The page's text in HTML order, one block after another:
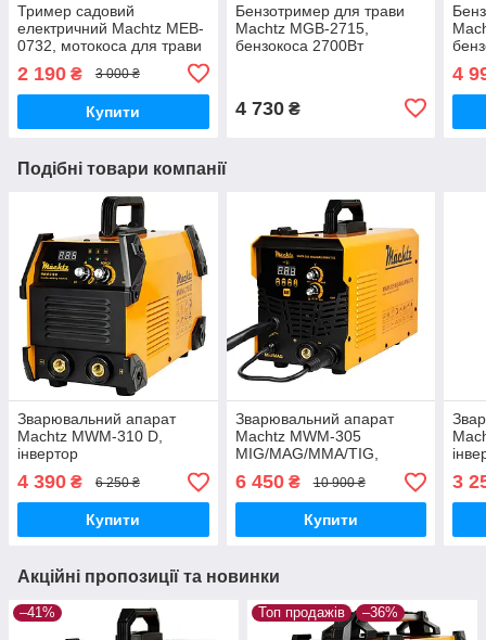
Тример садовий
електричний Mаchtz MEB-
0732, мотокоса для трави
2 190 ₴ 3 000 ₴
Купити
Бензотример для трави
Mаchtz MGB-2715,
бензокоса 2700Вт
4 730₴
4
Подібні товари компанії
Зварювальний апарат
Machtz MWM-310 D,
інвертор
4 390 ₴ 6 250 ₴
Купити
Зварювальний апарат
Machtz MWM‑305
MIG/MAG/MMA/TIG,
напівавтомат
6 450₴ 10 900 ₴
Купити
3
Акційні пропозиції та новинки
–41% Топ продажів –36%